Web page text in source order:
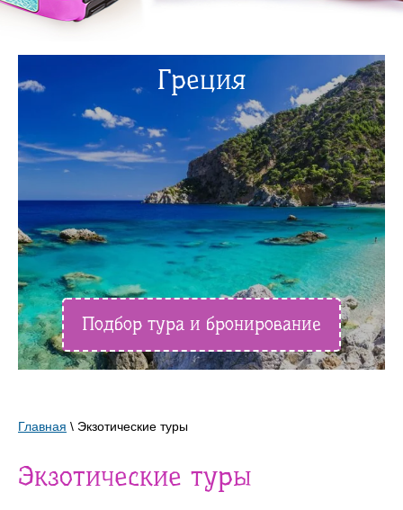
Греция
Подбор тура и бронирование
Главная \ Экзотические туры
Экзотические туры